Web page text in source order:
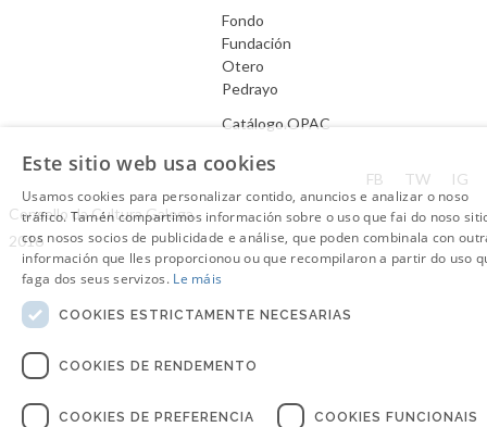
Fondo
Fundación
Otero
Pedrayo
Catálogo.OPAC
Aviso Legal
Consello da Cultura Galega.
2016
FB TW IG
Este sitio web usa cookies
Usamos cookies para personalizar contido, anuncios e analizar o noso
tráfico. Tamén compartimos información sobre o uso que fai do noso
cos nosos socios de publicidade e análise, que poden combinala con
información que lles proporcionou ou que recompilaron a partir do uso
faga dos seus servizos. Le máis
COOKIES ESTRICTAMENTE NECESARIAS
COOKIES DE RENDEMENTO
COOKIES DE PREFERENCIA COOKIES FUNCIONAIS